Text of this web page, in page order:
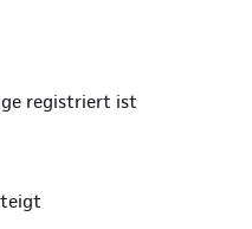
registriert ist